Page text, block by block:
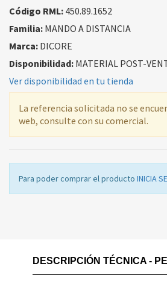
Código RML: 450.89.1652
Familia: MANDO A DISTANCIA
Marca: DICORE
Disponibilidad: MATERIAL POST-
Ver disponibilidad en tu tienda
La referencia solicitada no se
web, consulte con su comercial.
Para poder comprar el producto INICIA
DESCRIPCIÓN TÉCNICA -